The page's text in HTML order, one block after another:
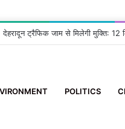
देहरादून ट्रैफिक जाम से मिलेगी मुक्ति: 12
POLITICS